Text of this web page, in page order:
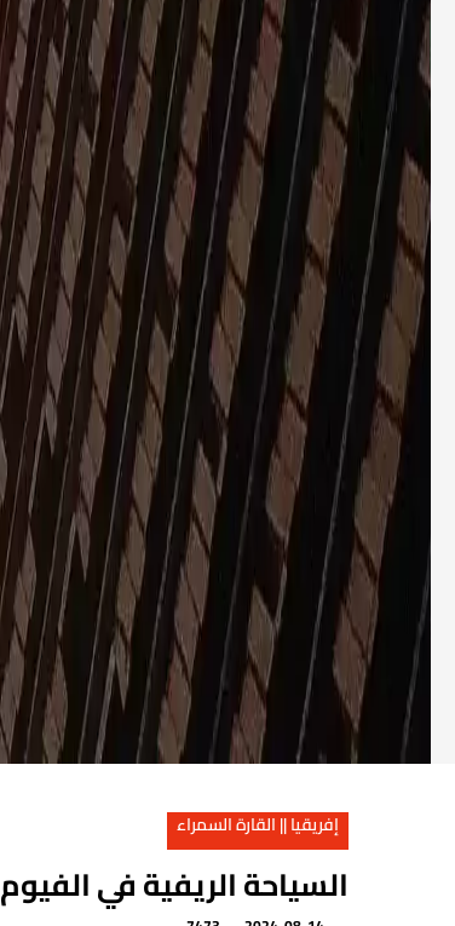
إفريقيا || القارة السمراء
السياحة الريفية في الفيوم